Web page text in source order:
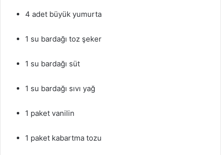
4 adet büyük yumurta
1 su bardağı toz şeker
1 su bardağı süt
1 su bardağı sıvı yağ
1 paket vanilin
1 paket kabartma tozu